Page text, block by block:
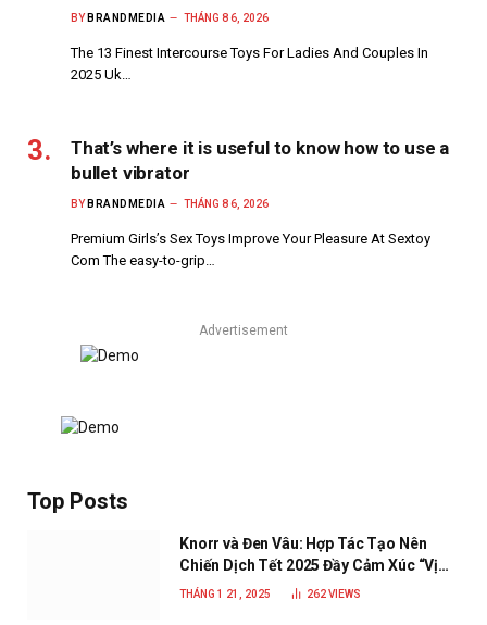
BY BRANDMEDIA THÁNG 8 6, 2026
The 13 Finest Intercourse Toys For Ladies And Couples In
2025 Uk…
That’s where it is useful to know how to use a
bullet vibrator
BY BRANDMEDIA THÁNG 8 6, 2026
Premium Girls’s Sex Toys Improve Your Pleasure At Sextoy
Com The easy-to-grip…
Advertisement
Top Posts
Knorr và Đen Vâu: Hợp Tác Tạo Nên
Chiến Dịch Tết 2025 Đầy Cảm Xúc “Vị
Nhà”
THÁNG 1 21, 2025 262VIEWS